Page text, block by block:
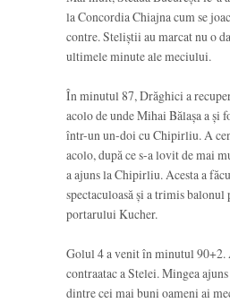
la Concordia Chiajna cum se
contre. Steliștii au marcat nu o
ultimele minute ale meciului.
În minutul 87, Drăghici a
acolo de unde Mihai Bălașa a și
într-un un-doi cu Chipirliu. A
acolo, după ce s-a lovit de mai
a ajuns la Chipirliu. Acesta a
spectaculoasă și a trimis
portarului Kucher.
Golul 4 a venit în minutul 90+2.
contraatac a Stelei. Mingea
dintre cei mai buni oameni ai